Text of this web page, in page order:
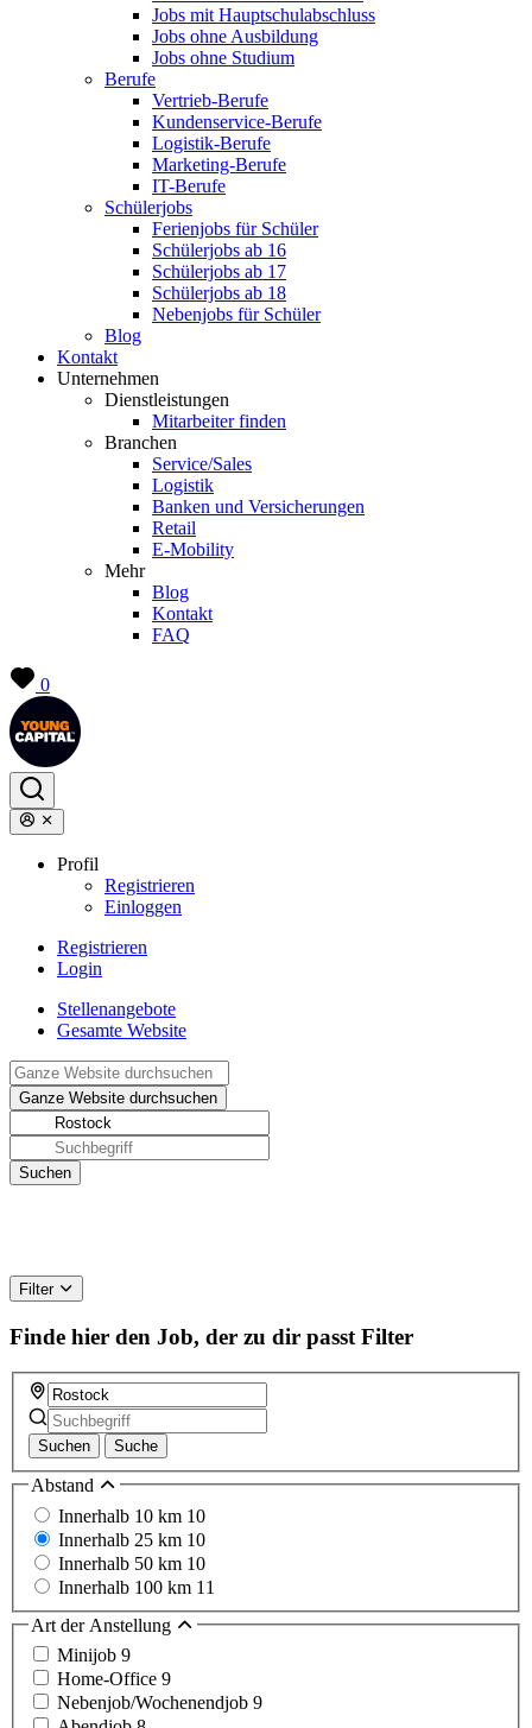
Jobs mit Hauptschulabschluss
Jobs ohne Ausbildung
Jobs ohne Studium
Berufe
Vertrieb-Berufe
Kundenservice-Berufe
Logistik-Berufe
Marketing-Berufe
IT-Berufe
Schülerjobs
Ferienjobs für Schüler
Schülerjobs ab 16
Schülerjobs ab 17
Schülerjobs ab 18
Nebenjobs für Schüler
Blog
Kontakt
Unternehmen
Dienstleistungen
Mitarbeiter finden
Branchen
Service/Sales
Logistik
Banken und Versicherungen
Retail
E-Mobility
Mehr
Blog
Kontakt
FAQ
0
Profil
Registrieren
Einloggen
Registrieren
Login
Stellenangebote
Gesamte Website
Filter
Finde hier den Job, der zu dir passt Filter
Suchen Suche
Abstand
Innerhalb 10 km 10
Innerhalb 25 km 10
Innerhalb 50 km 10
Innerhalb 100 km 11
Art der Anstellung
Minijob 9
Home-Office 9
Nebenjob/Wochenendjob 9